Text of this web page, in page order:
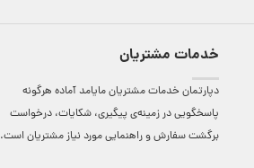
خدمات مشتریان
دپارتمان خدمات مشتریان مایامد آماده هرگونه
پاسخگویی در زمینه‌ی پیگیری، شکایات، درخواست
برگشت سفارش و راهنمایی مورد نیاز مشتریان است.